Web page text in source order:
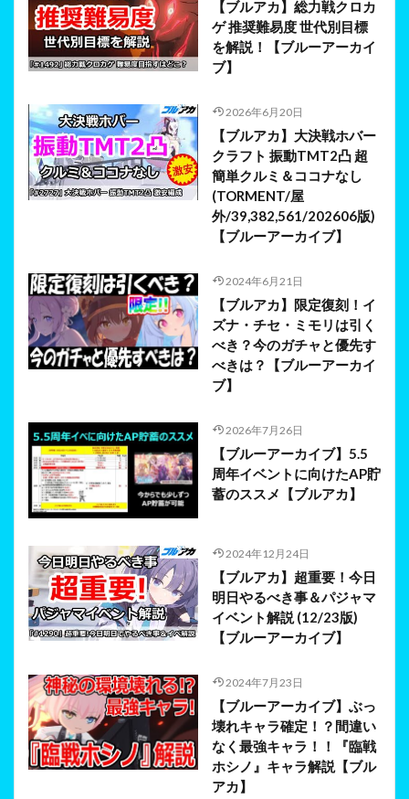
【ブルアカ】総力戦クロカ
ゲ 推奨難易度 世代別目標
を解説！【ブルーアーカイ
ブ】
2026年6月20日
【ブルアカ】大決戦ホバー
クラフト 振動TMT2凸 超
簡単クルミ＆ココナなし
(TORMENT/屋
外/39,382,561/202606版)
【ブルーアーカイブ】
2024年6月21日
【ブルアカ】限定復刻！イ
ズナ・チセ・ミモリは引く
べき？今のガチャと優先す
べきは？【ブルーアーカイ
ブ】
2026年7月26日
【ブルーアーカイブ】5.5
周年イベントに向けたAP貯
蓄のススメ【ブルアカ】
2024年12月24日
【ブルアカ】超重要！今日
明日やるべき事＆パジャマ
イベント解説 (12/23版)
【ブルーアーカイブ】
2024年7月23日
【ブルーアーカイブ】ぶっ
壊れキャラ確定！？間違い
なく最強キャラ！！『臨戦
ホシノ』キャラ解説【ブル
アカ】